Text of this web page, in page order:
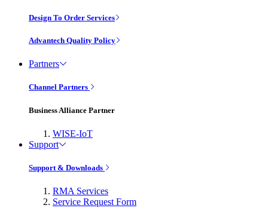
Design To Order Services
Advantech Quality Policy
Partners
Channel Partners
Business Alliance Partner
WISE-IoT
Support
Support & Downloads
RMA Services
Service Request Form